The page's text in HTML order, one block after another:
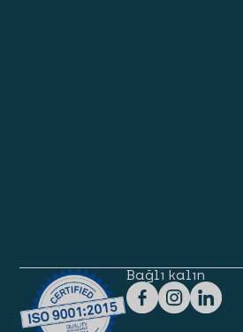
Bağlı kalın